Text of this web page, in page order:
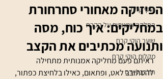
הוקי קרח
החלקה אמנותית על הקרח
שוער הוקי קרח
מקלות הוקי קרח
רולרבליידס
הפיזיקה מאחורי סחרחורת
במחליקים: איך כוח, מסה
ותנועה מכתיבים את הקצב
ראיתם פעם מחליקה אמנותית מתחילה
להסתובב לאט, ופתאום, כאילו בלחיצת כפתור,